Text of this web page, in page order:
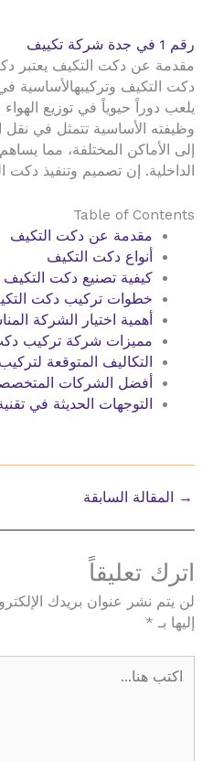
رقم 1 في جدة شركة تكييف
مقدمة عن دكت التكيف يعتبر
دكت التكيف وتركيبهالأساسية
يلعب دوراً حيوياً في توزيع
وظيفته الأساسية تتمثل في نقل
إلى الأماكن المختلفة، مما
الداخلية. إن تصميم وتنفيذ
Table of Contents
مقدمة عن دكت التكيف
أنواع دكت التكيف
كيفية تصنيع دكت التكيف
خطوات تركيب دكت
أهمية اختيار الشركة
مميزات شركة تركيب
التكاليف المتوقعة
أفضل الشركات
التوجهات الحديثة في
→ المقالة السابقة
اترك تعليقاً
لن يتم نشر عنوان بريدك
إليها بـ *
هنا...